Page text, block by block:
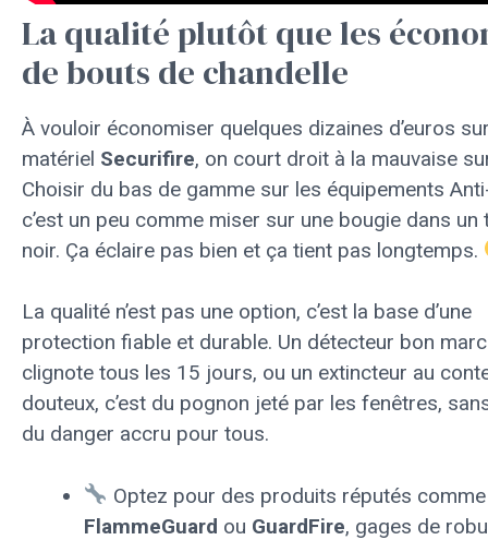
La qualité plutôt que les
de bouts de chandelle
À vouloir économiser quelques dizaines d’euros
matériel Securifire, on court droit à la mauvaise
Choisir du bas de gamme sur les équipements
c’est un peu comme miser sur une bougie dans un
noir. Ça éclaire pas bien et ça tient pas longtemps.
La qualité n’est pas une option, c’est la base d’une
protection fiable et durable. Un détecteur bon
clignote tous les 15 jours, ou un extincteur au
douteux, c’est du pognon jeté par les fenêtres,
du danger accru pour tous.
Optez pour des produits réputés comme
FlammeGuard ou GuardFire, gages de